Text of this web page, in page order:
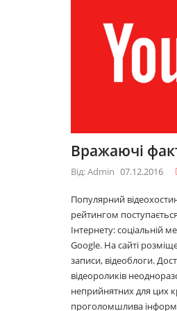
Вражаючі
Від: Admin 07.12.2016
Популярний
рейтингом
Інтернету: соціальній
Google. На сайті
записи, відеоблоги.
відеороликів
неприйнятних для цих
проголомшлива
10
легко
вранці
Топ 5